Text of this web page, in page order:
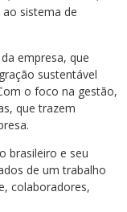
sistema de
empresa, que
sustentável
o foco na gestão,
que trazem
brasileiro e seu
de um trabalho
colaboradores,